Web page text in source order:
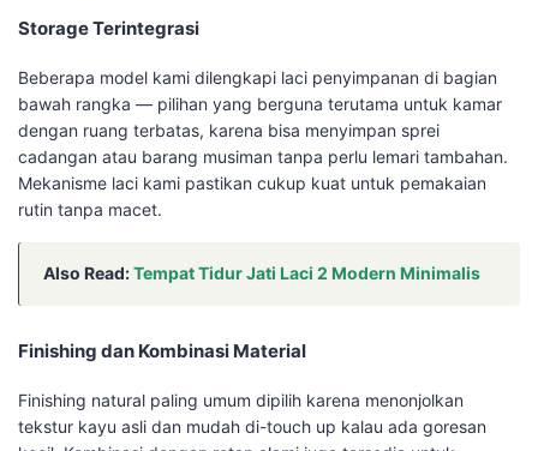
Storage Terintegrasi
Beberapa model kami dilengkapi laci penyimpanan di bagian
bawah rangka — pilihan yang berguna terutama untuk kamar
dengan ruang terbatas, karena bisa menyimpan sprei
cadangan atau barang musiman tanpa perlu lemari tambahan.
Mekanisme laci kami pastikan cukup kuat untuk pemakaian
rutin tanpa macet.
Also Read:Tempat Tidur Jati Laci 2 Modern Minimalis
Finishing dan Kombinasi Material
Finishing natural paling umum dipilih karena menonjolkan
tekstur kayu asli dan mudah di-touch up kalau ada goresan